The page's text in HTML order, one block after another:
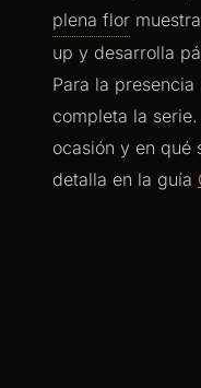
plena flor
up y desarrolla
Para la presencia
completa la
ocasión y en qué
detalla en la guía